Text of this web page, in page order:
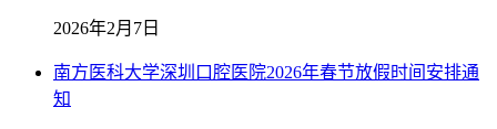
2026年2月7日
南方医科大学深圳口腔医院2026年春节放假时间安排通
知